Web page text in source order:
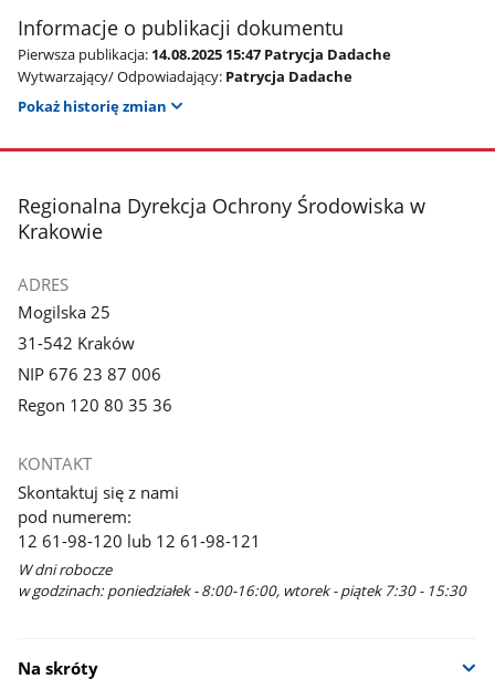
Informacje o publikacji dokumentu
Pierwsza publikacja: 14.08.2025 15:47 Patrycja Dadache
Wytwarzający/ Odpowiadający: Patrycja Dadache
Pokaż historię zmian
stopka
Regionalna Dyrekcja Ochrony Środowiska w
Krakowie
ADRES
Mogilska 25
31-542 Kraków
NIP 676 23 87 006
Regon 120 80 35 36
KONTAKT
Skontaktuj się z nami
pod numerem:
12 61-98-120 lub 12 61-98-121
W dni robocze
w godzinach: poniedziałek - 8:00-16:00, wtorek - piątek 7:30 - 15:30
Na skróty